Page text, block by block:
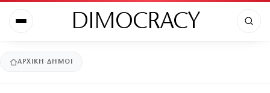
DIMOCRACY
ΑΡΧΙΚΉ ΔΗΜΟΙ